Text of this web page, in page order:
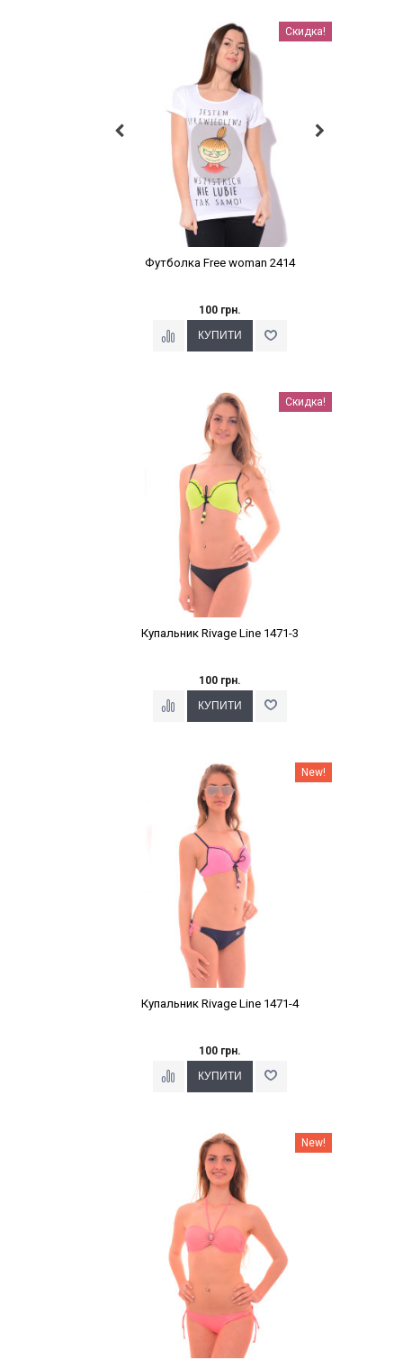
Наклейки Варіант з % Скидка!
Футболка Free woman 2414
100 грн.
Наклейки Варіант з % Скидка!
Купальник Rivage Line 1471-3
100 грн.
Наклейки Варіант з % New!
Купальник Rivage Line 1471-4
100 грн.
Наклейки Варіант з % New!